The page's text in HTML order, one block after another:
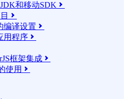
和移动SDK 

编译设置 
用程序 
框架集成 
使用 